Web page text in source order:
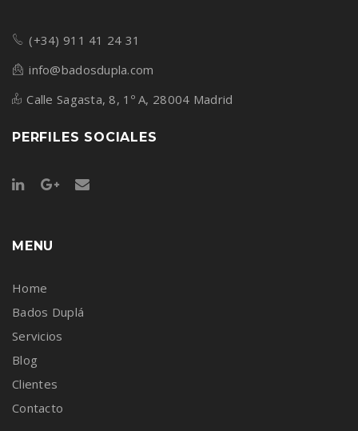
(+34) 911 41 24 31
info@badosdupla.com
Calle Sagasta, 8, 1º A, 28004 Madrid
PERFILES SOCIALES
MENU
Home
Bados Duplá
Servicios
Blog
Clientes
Contacto